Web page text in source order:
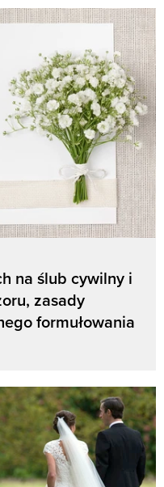
na ślub cywilny i
zasady
formułowania